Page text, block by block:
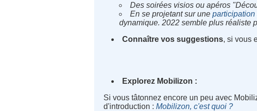
Des soirées visios ou apéros
En se projetant sur une
dynamique. 2022 semble plus réaliste
Connaître vos suggestions, si vous
Explorez Mobilizon :
Si vous tâtonnez encore un peu avec
d'introduction :Mobilizon, c'est quoi ?